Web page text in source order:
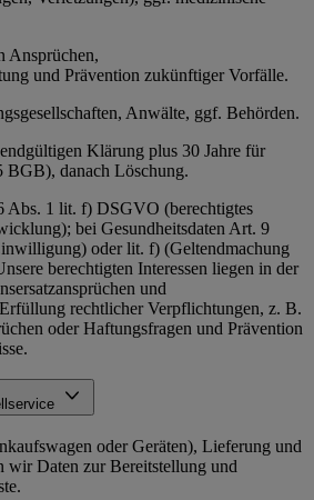
Ansprüchen,
und Prävention zukünftiger Vorfälle.
Anwälte, ggf. Behörden.
Klärung plus 30 Jahre für
BGB), danach Löschung.
Abs. 1 lit. f) DSGVO (berechtigtes
bei Gesundheitsdaten Art. 9
oder lit. f) (Geltendmachung
berechtigten Interessen liegen in der
und
rechtlicher Verpflichtungen, z. B.
oder Haftungsfragen und Prävention
oder Geräten), Lieferung und
wir Daten zur Bereitstellung und